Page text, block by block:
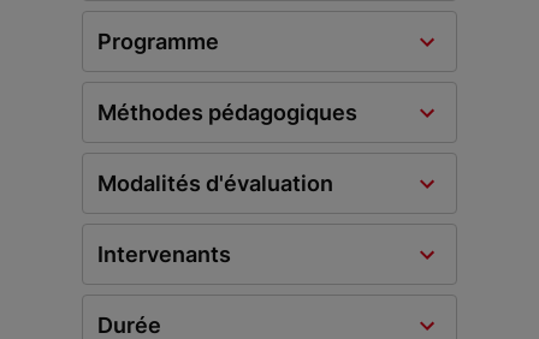
Programme
Méthodes pédagogiques
Modalités d'évaluation
Intervenants
Durée